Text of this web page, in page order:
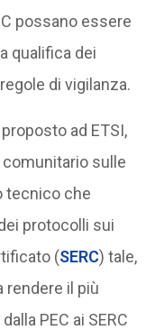
possano essere
qualifica dei
di vigilanza.
ad ETSI,
sulle
tecnico che
protocolli sui
(SERC) tale,
rendere il più
PEC ai SERC